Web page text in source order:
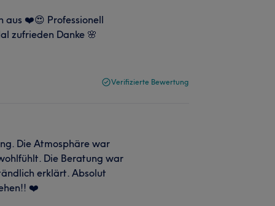
aus ❤️😍 Professionell
zufrieden Danke 🌸
Verifizierte Bewertung
Die Atmosphäre war
Die Beratung war
erklärt. Absolut
❤️